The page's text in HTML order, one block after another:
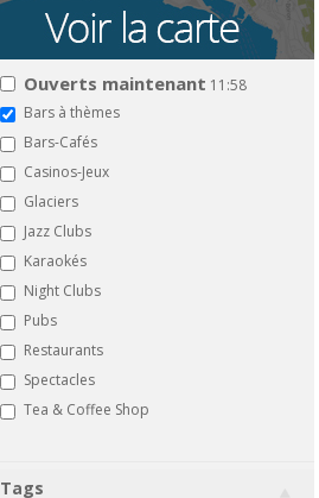
Ouverts maintenant 11:58
Bars à thèmes
Bars-Cafés
Casinos-Jeux
Glaciers
Jazz Clubs
Karaokés
Night Clubs
Pubs
Restaurants
Spectacles
Tea & Coffee Shop
Tags